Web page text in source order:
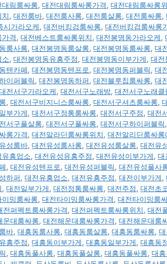
대림룸싸롱, 대전대림룸싸롱가격, 대전대림룸싸롱
, 대전룸바, 대전룸사롱, 대전룸살롱, 대전룸싸롱,
시가라오케, 대전버킹검룸싸롱, 대전버킹검룸싸롱
격, 대전베스트룸싸롱위치, 대전봉명동가라오케,
룸사롱, 대전봉명동룸살롱, 대전봉명동룸싸롱, 대
소, 대전봉명동유흥주점, 대전봉명동이부가게, 대전
텐카페, 대전봉명동텐프로, 대전봉명동퍼블릭, 대
이퍼블릭, 대전봉명동하퍼, 대전블루칩룸싸롱, 대
전서구가라오케, 대전서구노래방, 대전서구노래클
, 대전서구비지니스룸싸롱, 대전서구셔츠룸싸롱,
부가게, 대전서구정통룸싸롱, 대전서구주점, 대전
서구풀살롱, 대전서구풀싸롱, 대전서구하이퍼블릭,
롱가격, 대전알라딘룸싸롱위치, 대전알리딘룸싸롱
성룸바, 대전유성룸사롱, 대전유성룸살롱, 대전유
흥업소, 대전유성유흥주점, 대전유성이부가게, 대
, 대전유성텐프로, 대전유성퍼블릭, 대전유성풀사
하퍼, 대전유흥업소, 대전유흥주점, 대전이부가게,
, 대전일부가게, 대전정통룸싸롱, 대전주점, 대전초
이밍룸싸롱, 대전타이밍룸싸롱가격, 대전타이밍룸
전퍼펙트룸싸롱가격, 대전퍼펙트룸싸롱위치, 대전
운대룸싸롱, 대전해운대룸싸롱가격, 대전해운대룸
바, 대흥동룸사롱, 대흥동룸살롱, 대흥동룸싸롱,
흥주점, 대흥동이부가게, 대흥동일부가게, 대흥동
, 대흥동풀사롱, 대흥동풀살롱, 대흥동풀싸롱, 대